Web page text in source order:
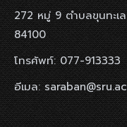
272 หมู่ 9 ตำบลขุนทะเ
84100
โทรศัพท์: 077-913333
อีเมล: